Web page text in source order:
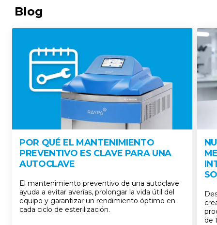
Blog
POR QUÉ EL MANTENIMIENTO
PREVENTIVO ES CLAVE PARA UNA
AUTOCLAVE
El mantenimiento preventivo de una autoclave
ayuda a evitar averías, prolongar la vida útil del
equipo y garantizar un rendimiento óptimo en
cada ciclo de esterilización.
de